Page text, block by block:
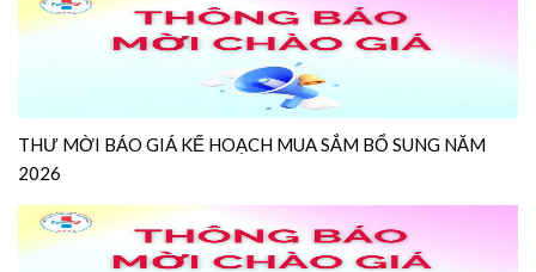
THƯ MỜI BÁO GIÁ KẾ HOẠCH MUA SẮM BỔ SUNG NĂM
2026